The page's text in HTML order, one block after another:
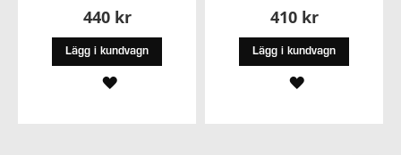
440 kr
Lägg i kundvagn
LÄGG
410 kr
Lägg i kundvagn
LÄGG